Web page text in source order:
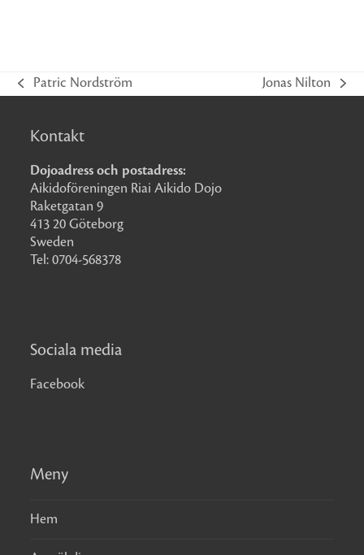
previous
Patric Nordström
next
Jonas Nilton
Kontakt
Dojoadress och postadress:
Aikidoföreningen Riai Aikido Dojo
Raketgatan 9
413 20 Göteborg
Sweden
Tel: 0704-568378
Sociala media
Facebook
Meny
Hem